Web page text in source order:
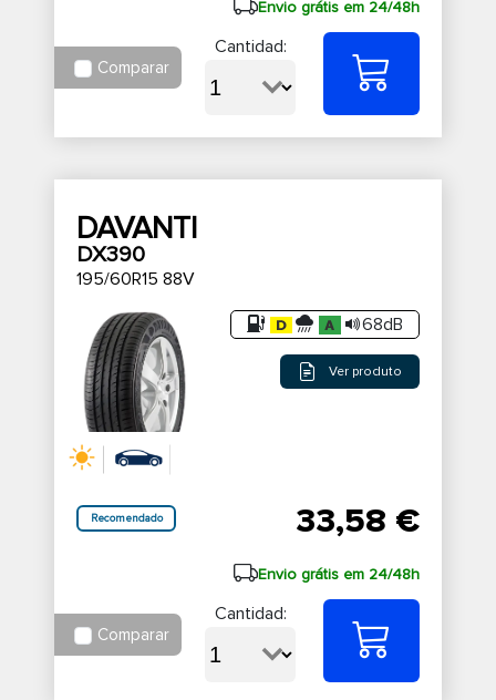
Envio grátis em 24/48h
Comparar
Cantidad:
DAVANTI
DX390
195/60R15 88V
68dB
Ver produto
Recomendado 33,58 €
Envio grátis em 24/48h
Comparar
Cantidad: